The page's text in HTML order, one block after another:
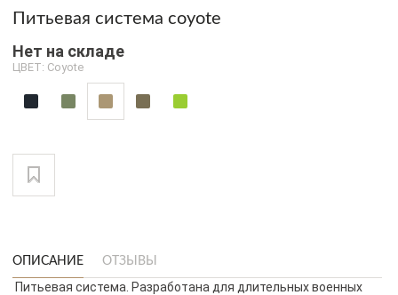
Питьевая система coyote
Нет на складе
ЦВЕТ: Coyote
ОПИСАНИЕ ОТЗЫВЫ
Питьевая система. Разработана для длительных военных